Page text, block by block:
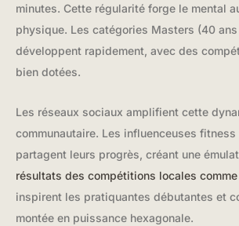
minutes. Cette régularité forge le mental
physique. Les catégories Masters (40
développent rapidement, avec des
bien dotées.
Les réseaux sociaux amplifient cette
communautaire. Les influenceuses
partagent leurs progrès, créant une
résultats des compétitions locales
inspirent les pratiquantes débutantes et
montée en puissance hexagonale.